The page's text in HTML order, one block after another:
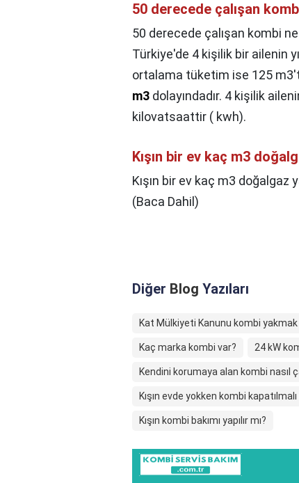
50 derecede çalışan
50 derecede çalışan kombi
Türkiye'de 4 kişilik bir ailenin
ortalama tüketim ise 125
m3 dolayındadır. 4 kişilik
kilovatsaattir ( kwh).
Kışın bir ev kaç m3
Kışın bir ev kaç m3 doğalgaz
(Baca Dahil)
Diğer Blog Yazıları
Kat Mülkiyeti Kanunu kombi
Kaç marka kombi var? 24 kW
Kendini korumaya alan kombi nasıl
Kışın evde yokken kombi kapatılmalı
Kışın kombi bakımı yapılır mı?